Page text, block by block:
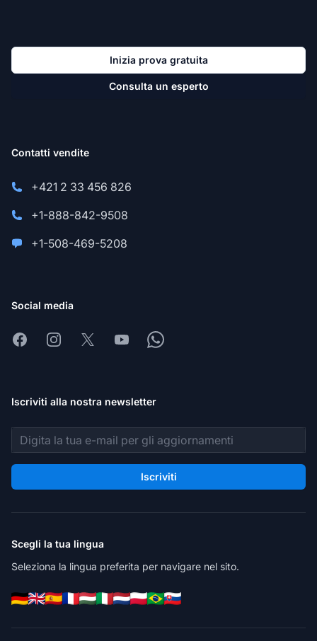
Inizia prova gratuita
Consulta un esperto
Contatti vendite
+421 2 33 456 826
+1-888-842-9508
+1-508-469-5208
Social media
FacebookInstagram
X YoutubeWhatsapp
Iscriviti alla nostra newsletter
Indirizzo email
Iscriviti
Scegli la tua lingua
Seleziona la lingua preferita per navigare nel sito.